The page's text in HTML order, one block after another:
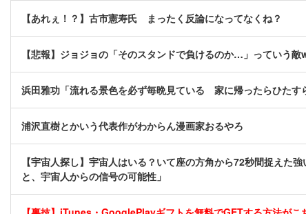
【あれぇ！？】古市憲寿氏 まったく反論になってなくね？
【悲報】ジョジョの「そのスタンドで負けるのか…」っていう敵
浜田雅功「流れる景色を必ず毎晩見ている 家に帰ったらひたす
浦沢直樹とかいう代表作がわからん漫画家おるやろ
【宇宙人探し】宇宙人はいる？いて座の方角から72秒間捉え
と、宇宙人からの信号の可能性」